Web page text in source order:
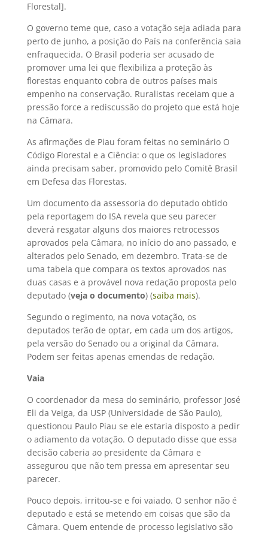
Florestal].
O governo teme que, caso a votação seja adiada para
perto de junho, a posição do País na conferência saia
enfraquecida. O Brasil poderia ser acusado de
promover uma lei que flexibiliza a proteção às
florestas enquanto cobra de outros países mais
empenho na conservação. Ruralistas receiam que a
pressão force a rediscussão do projeto que está hoje
na Câmara.
As afirmações de Piau foram feitas no seminário O
Código Florestal e a Ciência: o que os legisladores
ainda precisam saber, promovido pelo Comitê Brasil
em Defesa das Florestas.
Um documento da assessoria do deputado obtido
pela reportagem do ISA revela que seu parecer
deverá resgatar alguns dos maiores retrocessos
aprovados pela Câmara, no início do ano passado, e
alterados pelo Senado, em dezembro. Trata-se de
uma tabela que compara os textos aprovados nas
duas casas e a provável nova redação proposta pelo
deputado (veja o documento) (saiba mais).
Segundo o regimento, na nova votação, os
deputados terão de optar, em cada um dos artigos,
pela versão do Senado ou a original da Câmara.
Podem ser feitas apenas emendas de redação.
Vaia
O coordenador da mesa do seminário, professor José
Eli da Veiga, da USP (Universidade de São Paulo),
questionou Paulo Piau se ele estaria disposto a pedir
o adiamento da votação. O deputado disse que essa
decisão caberia ao presidente da Câmara e
assegurou que não tem pressa em apresentar seu
parecer.
Pouco depois, irritou-se e foi vaiado. O senhor não é
deputado e está se metendo em coisas que são da
Câmara. Quem entende de processo legislativo são